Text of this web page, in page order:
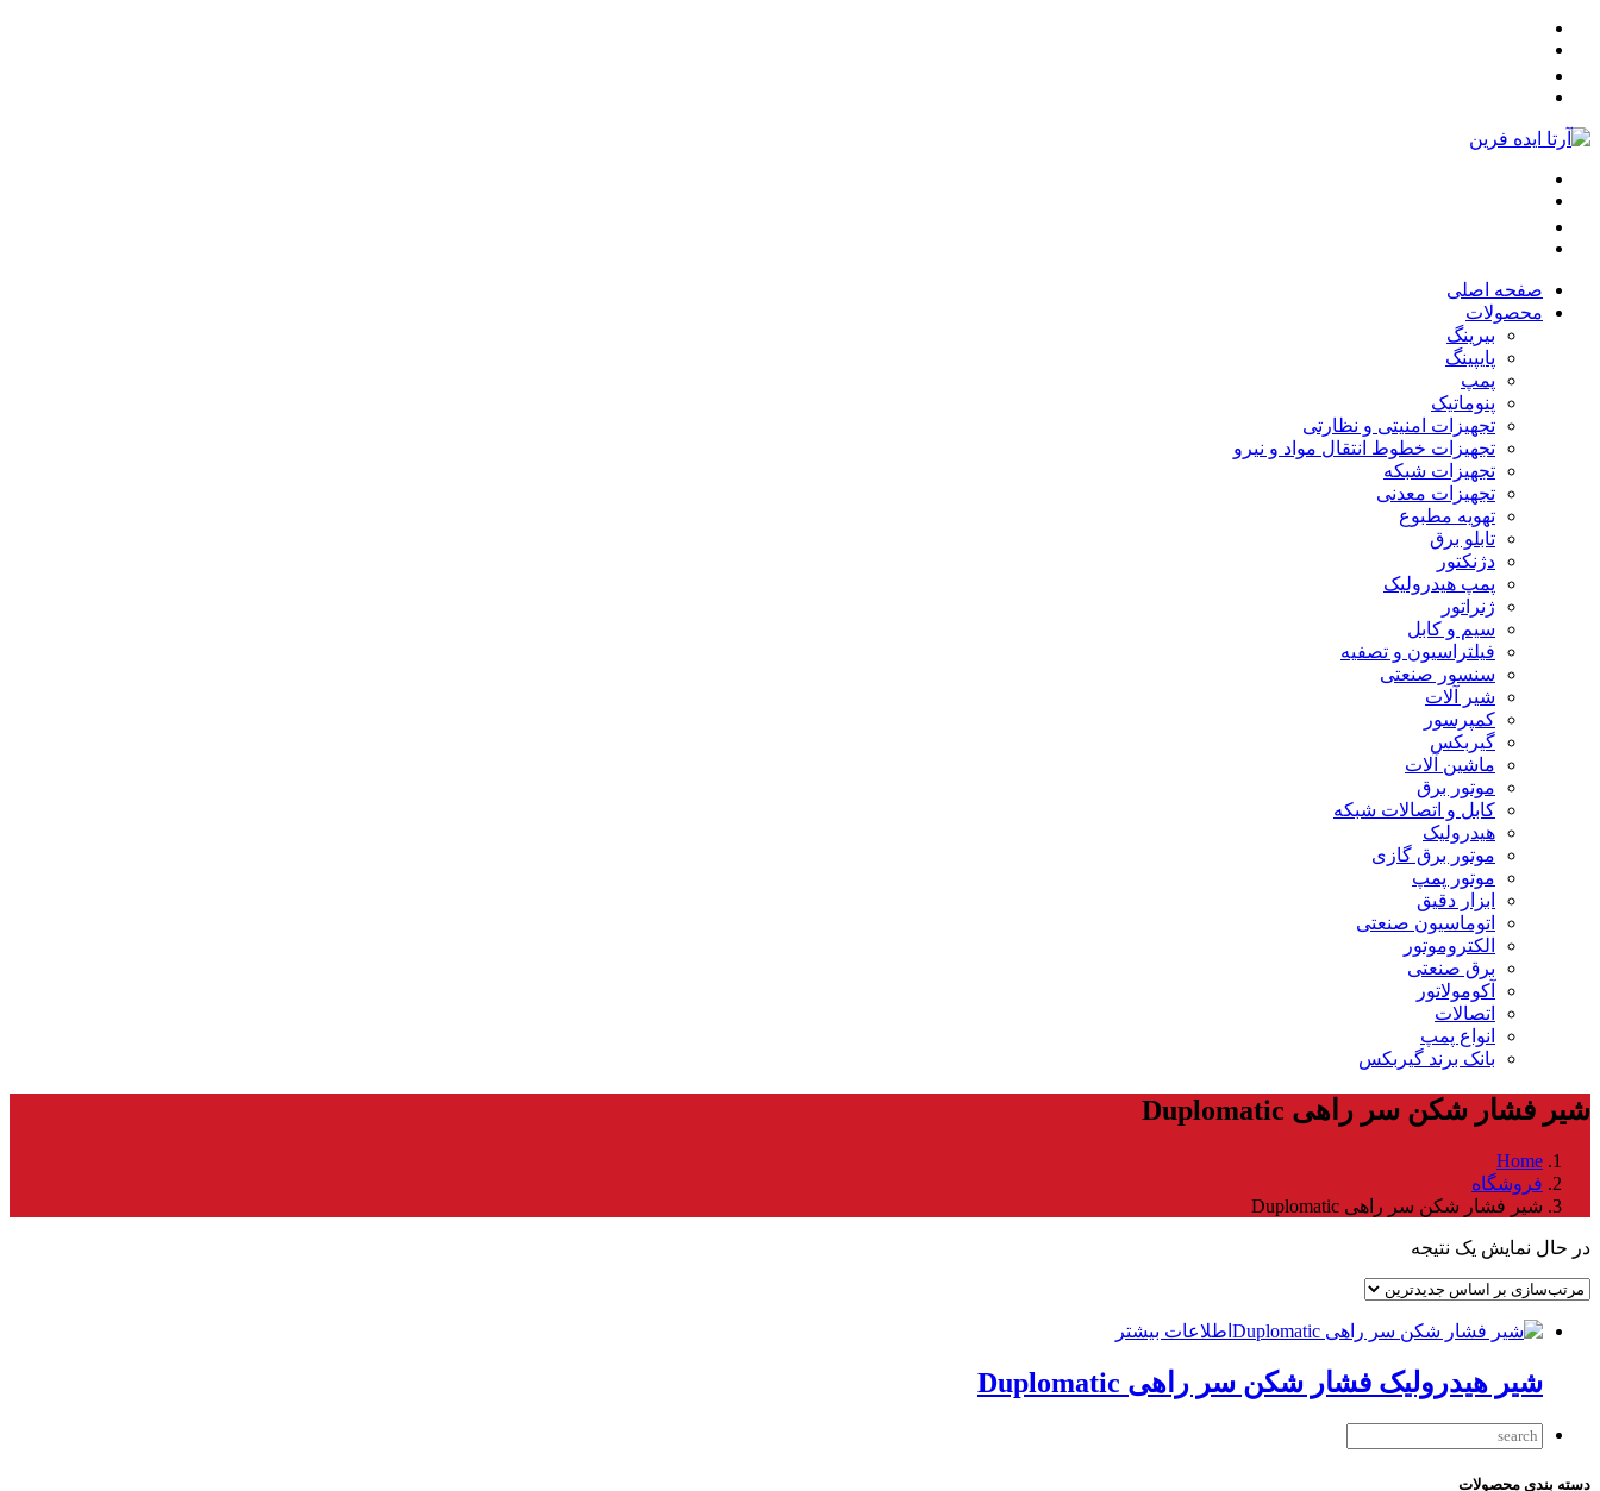
صفحه اصلی
محصولات
بیرینگ
پایپینگ
پمپ
پنوماتیک
تجهیزات امنیتی و نظارتی
تجهیزات خطوط انتقال مواد و نیرو
تجهیزات شبکه
تجهیزات معدنی
تهویه مطبوع
تابلو برق
دژنکتور
پمپ هیدرولیک
ژنراتور
سیم و کابل
فیلتراسیون و تصفیه
سنسور صنعتی
شیر آلات
کمپرسور
گیربکس
ماشین آلات
موتور برق
کابل و اتصالات شبکه
هیدرولیک
موتور برق گازی
موتور پمپ
ابزار دقیق
اتوماسیون صنعتی
الکتروموتور
برق صنعتی
آکومولاتور
اتصالات
انواع پمپ
بانک برند گیربکس
شیر فشار شکن سر راهی Duplomatic
Home
فروشگاه
شیر فشار شکن سر راهی Duplomatic
در حال نمایش یک نتیجه
اطلاعات بیشتر
شیر هیدرولیک فشار شکن سر راهی Duplomatic
دسته بندی محصولات